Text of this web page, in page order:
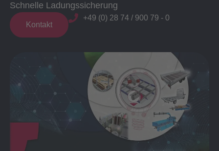
Schnelle Ladungssicherung
Kontakt
+49 (0) 28 74 / 900 79 - 0